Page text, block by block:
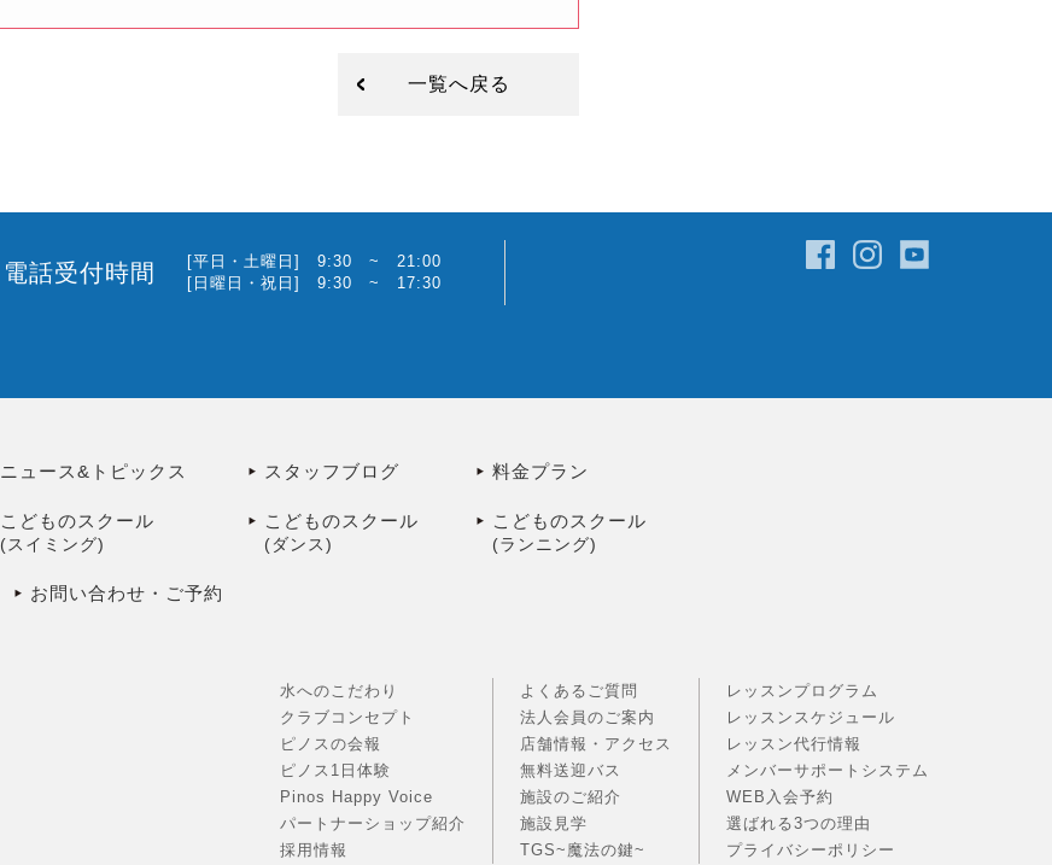
一覧へ戻る
電話受付時間
[平日・土曜日] 9:30 ~ 21:00
[日曜日・祝日] 9:30 ~ 17:30
ニュース&トピックス スタッフブログ 料金プラン
こどものスクール
(スイミング)
こどものスクール
(ダンス)
こどものスクール
(ランニング)
お問い合わせ・ご予約
水へのこだわり
クラブコンセプト
ピノスの会報
ピノス1日体験
Pinos Happy Voice
パートナーショップ紹介
採用情報
よくあるご質問
法人会員のご案内
店舗情報・アクセス
無料送迎バス
施設のご紹介
施設見学
TGS~魔法の鍵~
レッスンプログラム
レッスンスケジュール
レッスン代行情報
メンバーサポートシステム
WEB入会予約
選ばれる3つの理由
プライバシーポリシー